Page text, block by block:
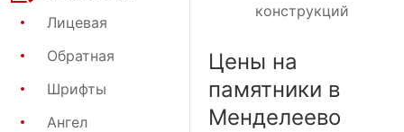
Лицевая
Обратная
Шрифты
Ангел
конструкций
Цены на
памятники в
Менделеево